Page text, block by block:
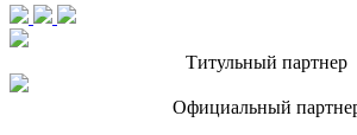
Титульный партнер
Официальный